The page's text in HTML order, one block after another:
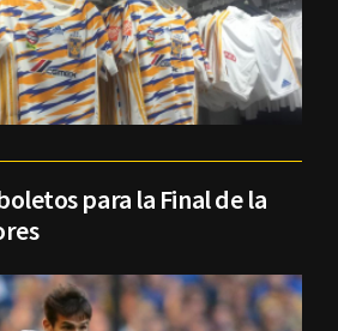
para la Final de la